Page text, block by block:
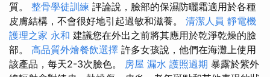
質。 整骨學徒訓練 評論說，臉部的保濕防曬霜適用於各種
皮膚結構，不會很好地引起過敏和滋養。 清潔人員 靜電機
護理之家 永和 建議您在外出之前將其應用於乾淨乾燥的臉
部。 高品質外燴餐飲選擇 許多女孩說，他們在海灘上使用
該產品，每天2-3次臉色。 房屋 漏水 護照過期 暴露於紫外